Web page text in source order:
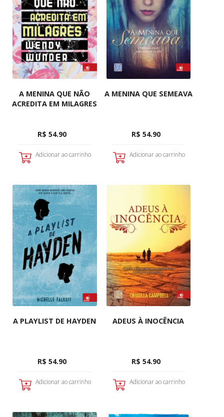
A MENINA QUE NÃO
ACREDITA EM MILAGRES
R$ 54.90
Adicionar ao carrinho
A MENINA QUE SEMEAVA
R$ 54.90
Adicionar ao carrinho
A PLAYLIST DE HAYDEN
R$ 54.90
Adicionar ao carrinho
ADEUS À INOCÊNCIA
R$ 54.90
Adicionar ao carrinho